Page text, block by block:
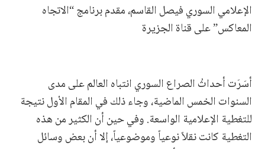
الإعلامي السوري فيصل القاسم، مقدم برنامج “الاتجاه
المعاكس” على قناة الجزيرة
أسَرَت أحداثُ الصراع السوري انتباه العالم على مدى
السنوات الخمس الماضية، وجاء ذلك في المقام الأول نتيجة
للتغطية الإعلامية الواسعة. وفي حين أن الكثير من هذه
التغطية كانت نقلاً نوعياً وموضوعياً، إلا أن بعض وسائل